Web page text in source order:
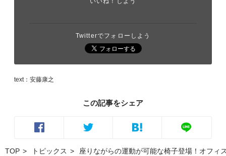
Twitterでフォローしよう
text：安藤康之
この記事をシェア
TOP トピックス 座りながらの運動が可能な椅子登場！オフィ